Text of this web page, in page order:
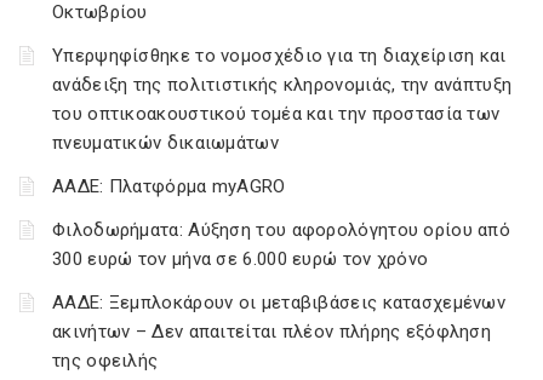
Οκτωβρίου
Υπερψηφίσθηκε το νομοσχέδιο για τη διαχείριση και
ανάδειξη της πολιτιστικής κληρονομιάς, την ανάπτυξη
του οπτικοακουστικού τομέα και την προστασία των
πνευματικών δικαιωμάτων
ΑΑΔΕ: Πλατφόρμα myAGRO
Φιλοδωρήματα: Αύξηση του αφορολόγητου ορίου από
300 ευρώ τον μήνα σε 6.000 ευρώ τον χρόνο
ΑΑΔΕ: Ξεμπλοκάρουν οι μεταβιβάσεις κατασχεμένων
ακινήτων – Δεν απαιτείται πλέον πλήρης εξόφληση
της οφειλής